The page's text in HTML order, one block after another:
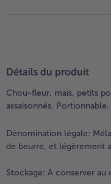
Détails du produit
Chou-fleur, maïs, petits
assaisonnés. Portionnable.
Dénomination légale:
de beurre, et légèrement
Stockage: A conserver au